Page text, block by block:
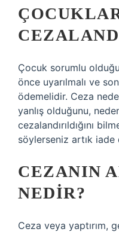
Çocuk sorumlu
önce uyarılmalı ve
ödemelidir. Ceza
yanlış olduğunu,
cezalandırıldığını
söylerseniz artık iade
CEZANIN
NEDIR?
Ceza veya yaptırım,